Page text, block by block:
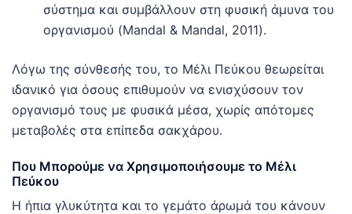
σύστημα και συμβάλλουν στη φυσική άμυνα του
οργανισμού (Mandal & Mandal, 2011).
Λόγω της σύνθεσής του, το Μέλι Πεύκου θεωρείται
ιδανικό για όσους επιθυμούν να ενισχύσουν τον
οργανισμό τους με φυσικά μέσα, χωρίς απότομες
μεταβολές στα επίπεδα σακχάρου.
Που Μπορούμε να Χρησιμοποιήσουμε το Μέλι
Πεύκου
Η ήπια γλυκύτητα και το γεμάτο άρωμά του κάνουν